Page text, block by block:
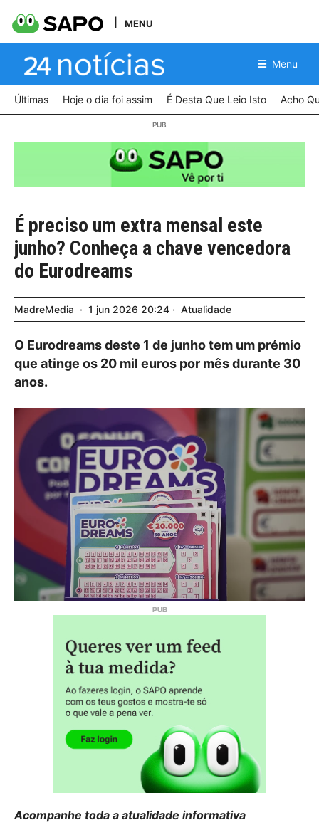
MENU
Menu
Últimas Hoje o dia foi assim É Desta Que Leio Isto Acho
É preciso um extra mensal este
junho? Conheça a chave vencedora
do Eurodreams
MadreMedia 1 jun 2026 20:24 Atualidade
O Eurodreams deste 1 de junho tem um prémio
que atinge os 20 mil euros por mês durante 30
anos.
Acompanhe toda a atualidade informativa